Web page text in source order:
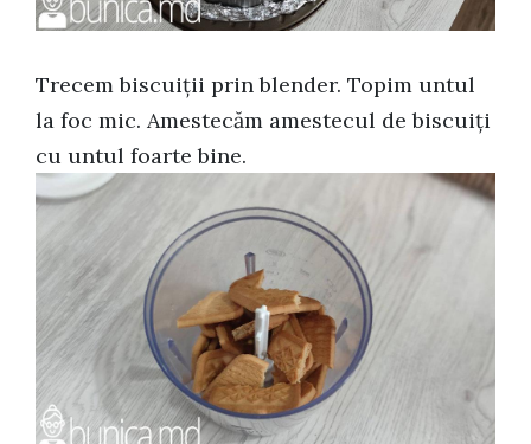
Trecem biscuiții prin blender. Topim untul
la foc mic. Amestecăm amestecul de biscuiți
cu untul foarte bine.